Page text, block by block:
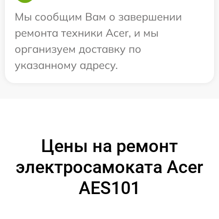
Мы сообщим Вам о завершении
ремонта техники Acer, и мы
организуем доставку по
указанному адресу.
Цены на ремонт
электросамоката Acer
AES101